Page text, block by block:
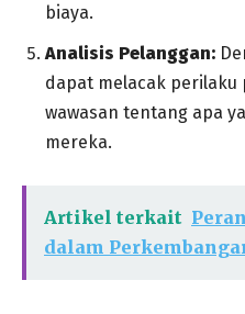
biaya.
Analisis Pelanggan:
dapat melacak perilaku
wawasan tentang apa
mereka.
Artikel terkait
dalam